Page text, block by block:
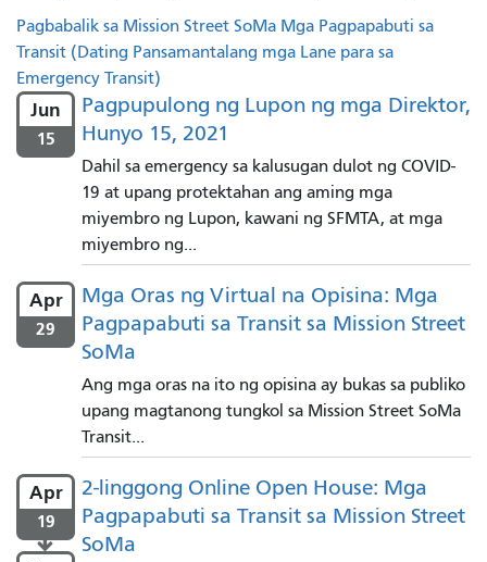
Pagbabalik sa Mission Street SoMa Mga Pagpapabuti sa
Transit (Dating Pansamantalang mga Lane para sa
Emergency Transit)
Jun
15
Pagpupulong ng Lupon ng mga Direktor,
Hunyo 15, 2021
Dahil sa emergency sa kalusugan dulot ng COVID-
19 at upang protektahan ang aming mga
miyembro ng Lupon, kawani ng SFMTA, at mga
miyembro ng...
Apr
29
Mga Oras ng Virtual na Opisina: Mga
Pagpapabuti sa Transit sa Mission Street
SoMa
Ang mga oras na ito ng opisina ay bukas sa publiko
upang magtanong tungkol sa Mission Street SoMa
Transit...
Apr
19

2-linggong Online Open House: Mga
Pagpapabuti sa Transit sa Mission Street
SoMa